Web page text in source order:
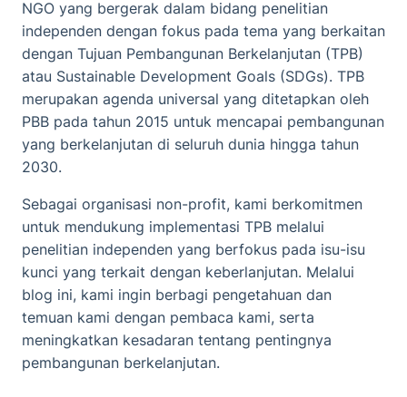
NGO yang bergerak dalam bidang penelitian
independen dengan fokus pada tema yang berkaitan
dengan Tujuan Pembangunan Berkelanjutan (TPB)
atau Sustainable Development Goals (SDGs). TPB
merupakan agenda universal yang ditetapkan oleh
PBB pada tahun 2015 untuk mencapai pembangunan
yang berkelanjutan di seluruh dunia hingga tahun
2030.
Sebagai organisasi non-profit, kami berkomitmen
untuk mendukung implementasi TPB melalui
penelitian independen yang berfokus pada isu-isu
kunci yang terkait dengan keberlanjutan. Melalui
blog ini, kami ingin berbagi pengetahuan dan
temuan kami dengan pembaca kami, serta
meningkatkan kesadaran tentang pentingnya
pembangunan berkelanjutan.